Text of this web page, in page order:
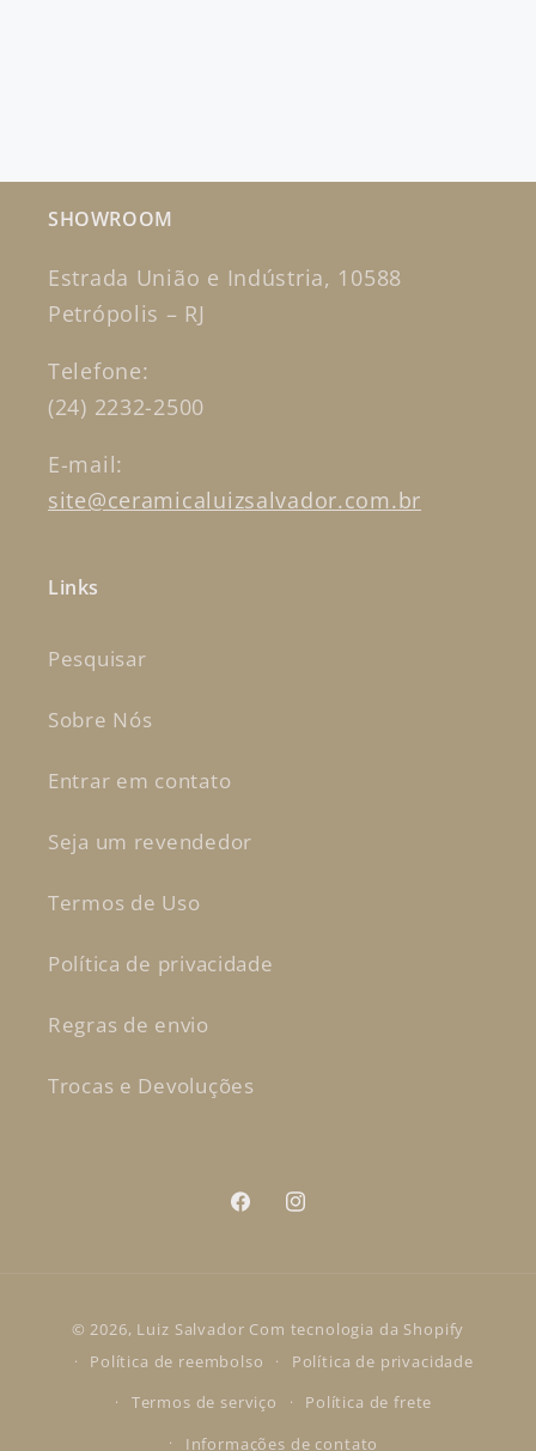
SHOWROOM
Estrada União e Indústria, 10588
Petrópolis – RJ
Telefone:
(24) 2232-2500
E-mail:
site@ceramicaluizsalvador.com.br
Links
Pesquisar
Sobre Nós
Entrar em contato
Seja um revendedor
Termos de Uso
Política de privacidade
Regras de envio
Trocas e Devoluções
FacebookInstagram
© 2026, Luiz Salvador Com tecnologia da Shopify
Política de reembolso
Política de privacidade
Termos de serviço
Política de frete
Informações de contato